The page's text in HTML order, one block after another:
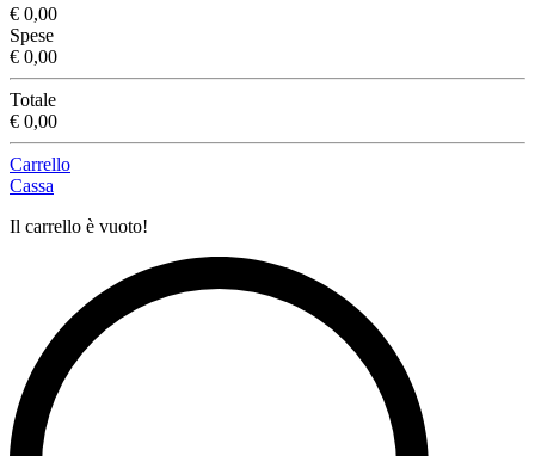
€ 0,00
Spese
€ 0,00
Totale
€ 0,00
Carrello
Cassa
Il carrello è vuoto!